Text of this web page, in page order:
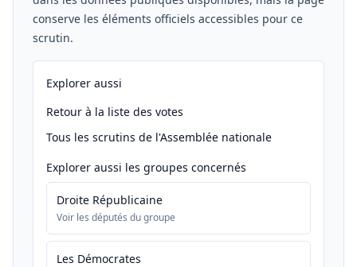
conserve les éléments officiels accessibles pour ce
scrutin.
Explorer aussi
Retour à la liste des votes
Tous les scrutins de l'Assemblée nationale
Explorer aussi les groupes concernés
Droite Républicaine
Voir les députés du groupe
Les Démocrates